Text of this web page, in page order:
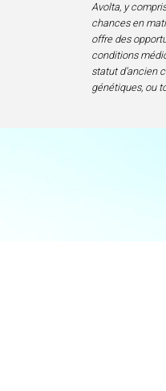
Avolta, y
chances en
offre des
conditions
statut d’ancien
génétiques, ou